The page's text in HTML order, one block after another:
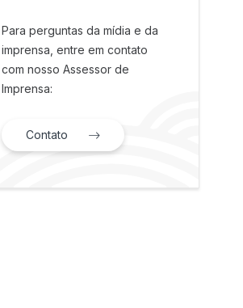
Para perguntas da mídia e da
imprensa, entre em contato
com nosso Assessor de
Imprensa:
Contato